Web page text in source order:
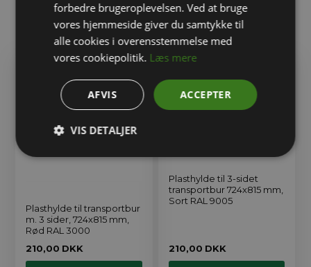
Relaterede varer
Plasthylde til transportbur
m. 3 sider, 724x815 mm,
Rød RAL 3000
210,00 DKK
Plasthylde til 3-sidet
transportbur 724x815 mm,
Sort RAL 9005
210,00 DKK
forbedre brugeroplevelsen. Ved at bruge
vores hjemmeside giver du samtykke til
alle cookies i overensstemmelse med
vores cookiepolitik. Læs mere
ACCEPTER
AFVIS
VIS DETALJER